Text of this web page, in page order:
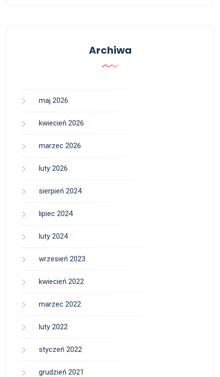
Archiwa
maj 2026
kwiecień 2026
marzec 2026
luty 2026
sierpień 2024
lipiec 2024
luty 2024
wrzesień 2023
kwiecień 2022
marzec 2022
luty 2022
styczeń 2022
grudzień 2021